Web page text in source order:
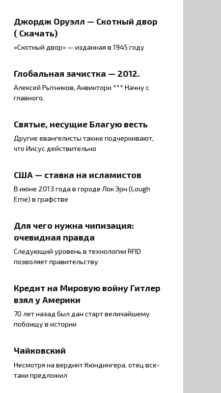
Джордж Оруэлл — Скотный двор
( Скачать)
«Скотный двор» — изданная в 1945 году
Глобальная зачистка — 2012.
Алексей Рытников, Анвиктори *** Начну с
главного.
Святые, несущие Благую весть
Другие евангелисты также подчеркивают,
что Иисус действительно
США — ставка на исламистов
В июне 2013 года в городе Лок Эрн (Lough
Erne) в графстве
Для чего нужна чипизация:
очевидная правда
Следующий уровень в технологии RFID
позволяет правительству
Кредит на Мировую войну Гитлер
взял у Америки
70 лет назад был дан старт величайшему
побоищу в истории
Чайковский
Несмотря на вердикт Кюндингера, отец все-
таки предложил